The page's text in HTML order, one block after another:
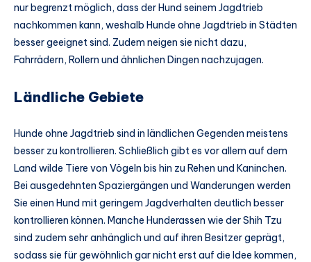
nur begrenzt möglich, dass der Hund seinem Jagdtrieb
nachkommen kann, weshalb Hunde ohne Jagdtrieb in Städten
besser geeignet sind. Zudem neigen sie nicht dazu,
Fahrrädern, Rollern und ähnlichen Dingen nachzujagen.
Ländliche Gebiete
Hunde ohne Jagdtrieb sind in ländlichen Gegenden meistens
besser zu kontrollieren. Schließlich gibt es vor allem auf dem
Land wilde Tiere von Vögeln bis hin zu Rehen und Kaninchen.
Bei ausgedehnten Spaziergängen und Wanderungen werden
Sie einen Hund mit geringem Jagdverhalten deutlich besser
kontrollieren können. Manche Hunderassen wie der Shih Tzu
sind zudem sehr anhänglich und auf ihren Besitzer geprägt,
sodass sie für gewöhnlich gar nicht erst auf die Idee kommen,